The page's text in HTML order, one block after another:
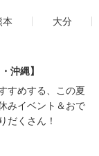
本
大分
沖縄】
すめする、この夏
みイベント＆おで
だくさん！